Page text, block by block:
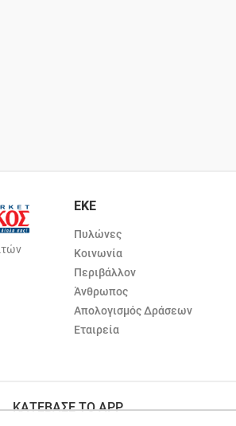
ΕΚΕ
Πυλώνες
Κοινωνία
Περιβάλλον
Άνθρωπος
Απολογισμός Δράσεων
Εταιρεία
ΚΑΤΕΒΑΣΕ ΤΟ APP